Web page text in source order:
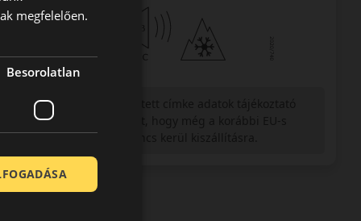
Figyelem a feltüntetett címke adatok tájékoztató
jellegűek. Előfordulhat, hogy még a korábbi EU-s
címkével ellátott abroncs kerül kiszállításra.
megfelelően.
Besorolatlan